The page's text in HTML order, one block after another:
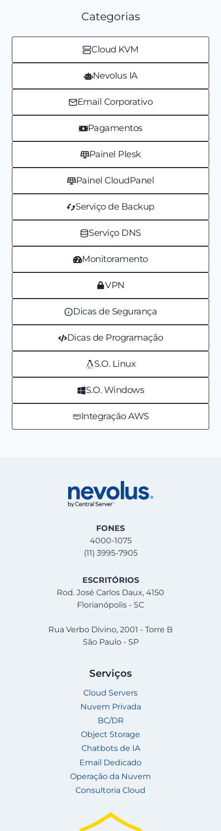
Categorias
Cloud KVM
Nevolus IA
Email Corporativo
Pagamentos
Painel Plesk
Painel CloudPanel
Serviço de Backup
Serviço DNS
Monitoramento
VPN
Dicas de Segurança
Dicas de Programação
S.O. Linux
S.O. Windows
Integração AWS
FONES
4000-1075
(11) 3995-7905
ESCRITÓRIOS
Rod. José Carlos Daux, 4150
Florianópolis - SC
Rua Verbo Divino, 2001 - Torre B
São Paulo - SP
Serviços
Cloud Servers
Nuvem Privada
BC/DR
Object Storage
Chatbots de IA
Email Dedicado
Operação da Nuvem
Consultoria Cloud